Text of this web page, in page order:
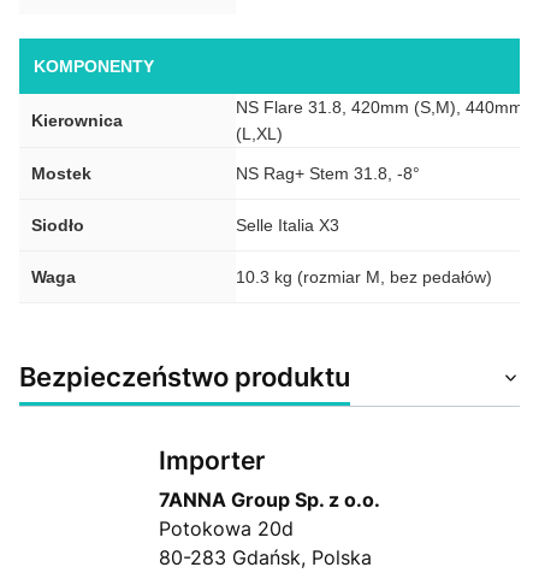
KOMPONENTY
Kierownica
NS Flare 31.8, 420mm (S,M), 440mm
(L,XL)
Mostek NS Rag+ Stem 31.8, -8°
Siodło Selle Italia X3
Waga 10.3 kg (rozmiar M, bez pedałów)
Bezpieczeństwo produktu
Importer
7ANNA Group Sp. z o.o.
Potokowa 20d
80-283 Gdańsk, Polska